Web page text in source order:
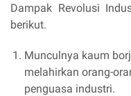
Dampak Revolusi
berikut.
Munculnya kaum
melahirkan orang-
penguasa industri.